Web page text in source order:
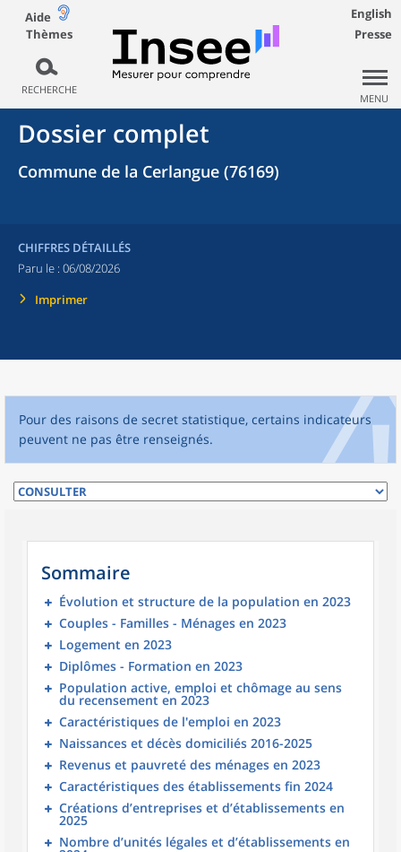
Aide
Thèmes
RECHERCHE
English
Presse
MENU
Dossier complet
Commune de la Cerlangue (76169)
CHIFFRES DÉTAILLÉS
Paru le : 06/08/2026
Imprimer
Pour des raisons de secret statistique, certains indicateurs
peuvent ne pas être renseignés.
Sommaire
Évolution et structure de la population en 2023
Couples - Familles - Ménages en 2023
Logement en 2023
Diplômes - Formation en 2023
Population active, emploi et chômage au sens
du recensement en 2023
Caractéristiques de l'emploi en 2023
Naissances et décès domiciliés 2016-2025
Revenus et pauvreté des ménages en 2023
Caractéristiques des établissements fin 2024
Créations d’entreprises et d’établissements en
2025
Nombre d’unités légales et d’établissements en